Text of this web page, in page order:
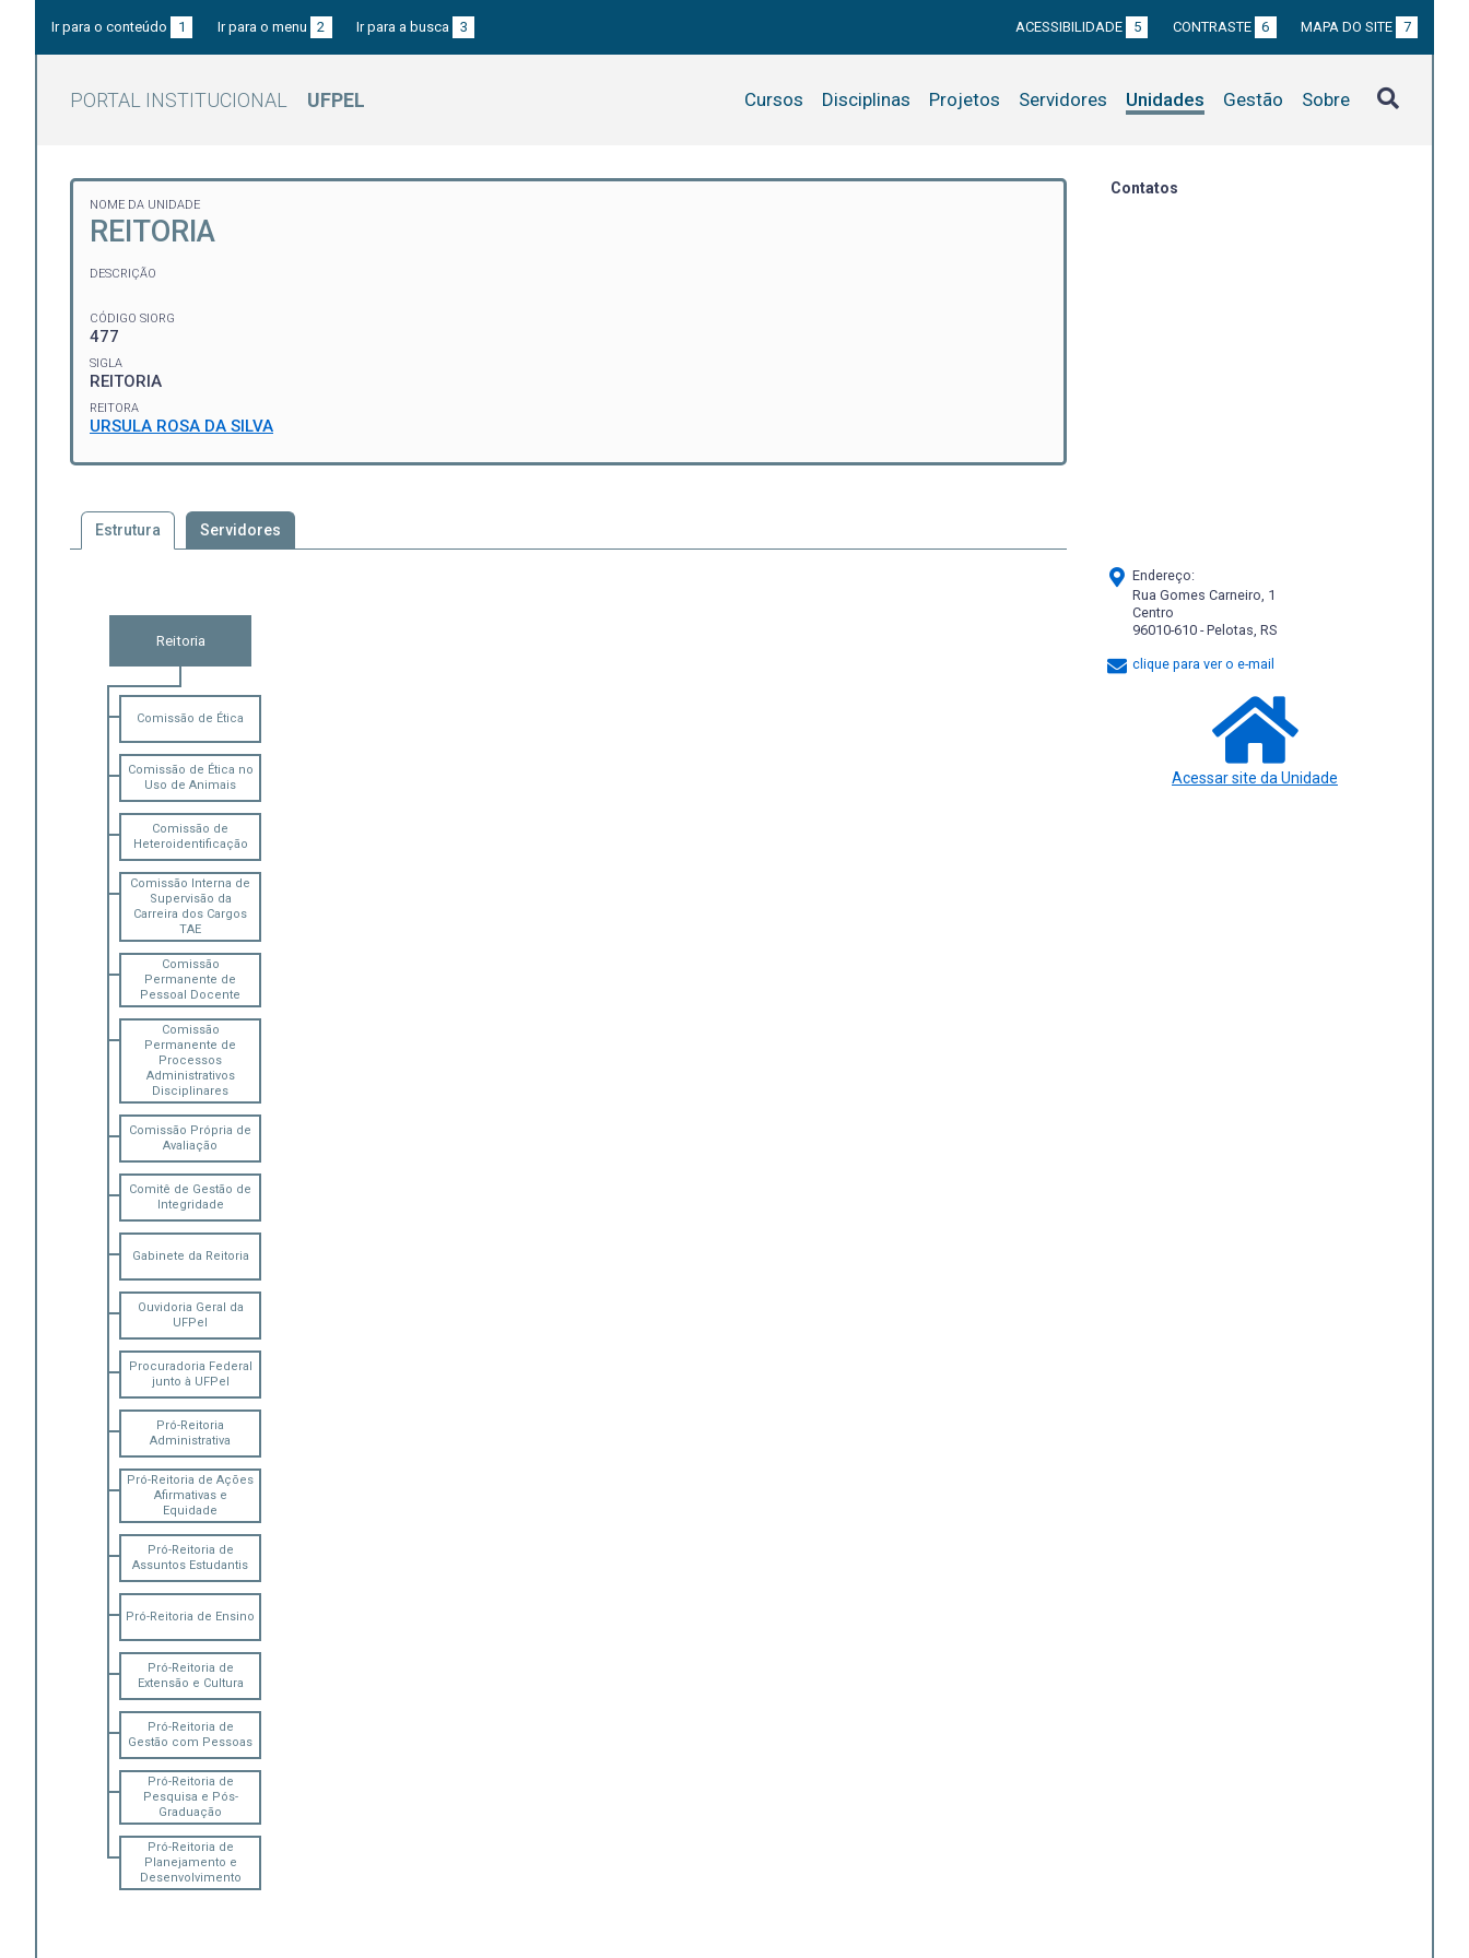
Ir para o conteúdo 1 Ir para o menu 2 Ir para a busca 3 ACESSIBILIDADE 5 CONTRASTE 6 MAPA DO SITE 7
PORTAL INSTITUCIONAL UFPEL Cursos Disciplinas Projetos Servidores Unidades Gestão Sobre
NOME DA UNIDADE
REITORIA
DESCRIÇÃO
CÓDIGO SIORG
477
SIGLA
REITORIA
REITORA
URSULA ROSA DA SILVA
Estrutura Servidores
Reitoria
Comissão de Ética
Comissão de Ética no
Uso de Animais
Comissão de
Heteroidentificação
Comissão Interna de
Supervisão da
Carreira dos Cargos
TAE
Comissão
Permanente de
Pessoal Docente
Comissão
Permanente de
Processos
Administrativos
Disciplinares
Comissão Própria de
Avaliação
Comitê de Gestão de
Integridade
Gabinete da Reitoria
Ouvidoria Geral da
UFPel
Procuradoria Federal
junto à UFPel
Pró-Reitoria
Administrativa
Pró-Reitoria de Ações
Afirmativas e
Equidade
Pró-Reitoria de
Assuntos Estudantis
Pró-Reitoria de Ensino
Pró-Reitoria de
Extensão e Cultura
Pró-Reitoria de
Gestão com Pessoas
Pró-Reitoria de
Pesquisa e Pós-
Graduação
Pró-Reitoria de
Planejamento e
Desenvolvimento
Contatos
Endereço:
Rua Gomes Carneiro, 1
Centro
96010-610 - Pelotas, RS
clique para ver o e-mail
Acessar site da Unidade